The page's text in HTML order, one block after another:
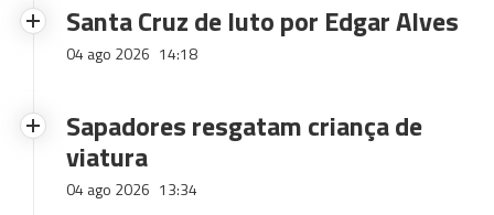
Santa Cruz de luto por Edgar Alves
04 ago 2026 14:18
Sapadores resgatam criança de
viatura
04 ago 2026 13:34